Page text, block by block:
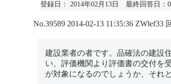
登録日： 2014年02月13日 最終回答日：
No.39589 2014-02-13 11:35:36 ZWlef33
建設業者の者です。品確法の建設
い、評価機関より評価書の交付を
が対象になるのでしょうか、それ